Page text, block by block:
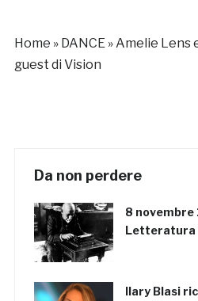
Home » DANCE»Amelie Lens
guest di Vision
Da non perdere
8 novembre
Letteratura
Ilary Blasi